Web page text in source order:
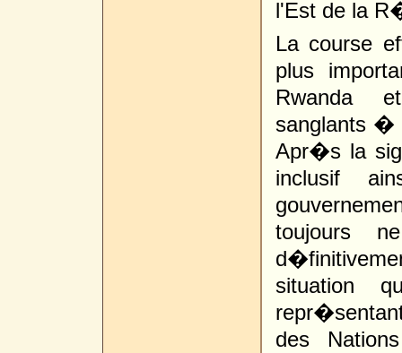
l'Est de la
La course
plus
Rwanda
sanglants �
Apr�s la
inclusif
toujours
situation
des